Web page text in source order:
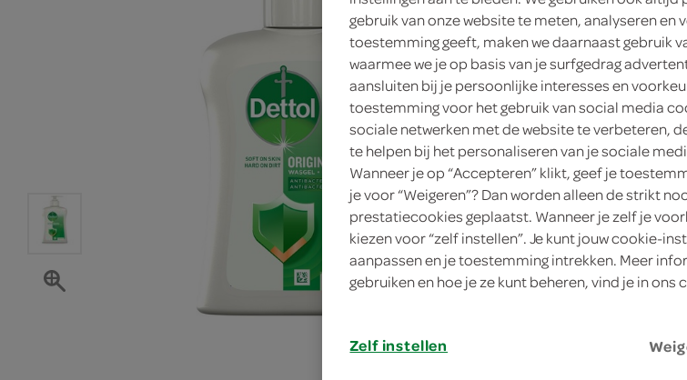
3.
39
250 Milliliter
in winkelmand
Let op:
verwerkt in de
maakt de huid zacht
gebruik van onze website te meten, analyseren en
toestemming geeft, maken we daarnaast gebruik
waarmee we je op basis van je surfgedrag
aansluiten bij je persoonlijke interesses en
toestemming voor het gebruik van social media
sociale netwerken met de website te verbeteren,
te helpen bij het personaliseren van je sociale
Wanneer je op “Accepteren” klikt, geef je
je voor “Weigeren”? Dan worden alleen de strikt
prestatiecookies geplaatst. Wanneer je zelf je
kiezen voor “zelf instellen”. Je kunt jouw cookie-
aanpassen en je toestemming intrekken. Meer
gebruiken en hoe je ze kunt beheren, vind je in ons
Zelf instellen